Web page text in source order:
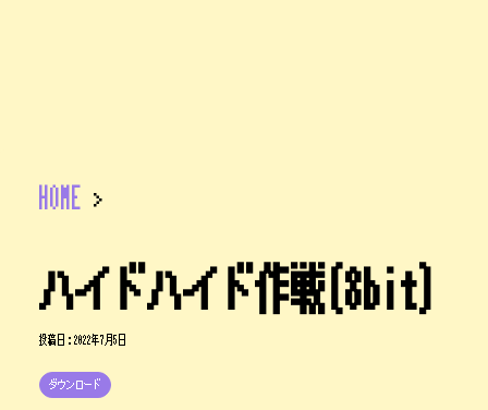
HOME >
ハイドハイド作戦(8bit)
投稿日： 2022年7月5日
ダウンロード